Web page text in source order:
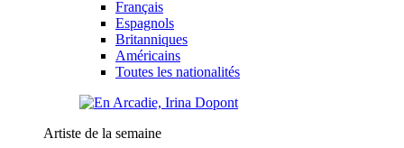
Français
Espagnols
Britanniques
Américains
Toutes les nationalités
Artiste de la semaine